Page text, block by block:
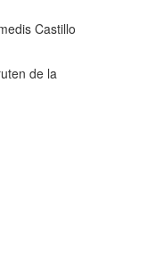
Castillo
de la